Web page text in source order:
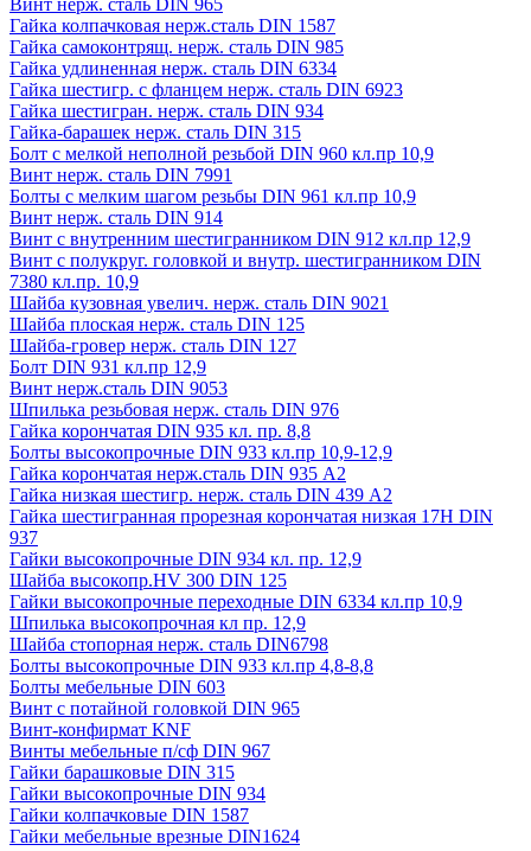
Винт нерж. сталь DIN 965
Гайка колпачковая нерж.сталь DIN 1587
Гайка самоконтрящ. нерж. сталь DIN 985
Гайка удлиненная нерж. сталь DIN 6334
Гайка шестигр. с фланцем нерж. сталь DIN 6923
Гайка шестигран. нерж. сталь DIN 934
Гайка-барашек нерж. сталь DIN 315
Болт с мелкой неполной резьбой DIN 960 кл.пр 10,9
Винт нерж. сталь DIN 7991
Болты с мелким шагом резьбы DIN 961 кл.пр 10,9
Винт нерж. сталь DIN 914
Винт с внутренним шестигранником DIN 912 кл.пр 12,9
Винт с полукруг. головкой и внутр. шестигранником DIN
7380 кл.пр. 10,9
Шайба кузовная увелич. нерж. сталь DIN 9021
Шайба плоская нерж. сталь DIN 125
Шайба-гровер нерж. сталь DIN 127
Болт DIN 931 кл.пр 12,9
Винт нерж.сталь DIN 9053
Шпилька резьбовая нерж. сталь DIN 976
Гайка корончатая DIN 935 кл. пр. 8,8
Болты высокопрочные DIN 933 кл.пр 10,9-12,9
Гайка корончатая нерж.сталь DIN 935 А2
Гайка низкая шестигр. нерж. сталь DIN 439 А2
Гайка шестигранная прорезная корончатая низкая 17H DIN
937
Гайки высокопрочные DIN 934 кл. пр. 12,9
Шайба высокопр.HV 300 DIN 125
Гайки высокопрочные переходные DIN 6334 кл.пр 10,9
Шпилька высокопрочная кл пр. 12,9
Шайба стопорная нерж. сталь DIN6798
Болты высокопрочные DIN 933 кл.пр 4,8-8,8
Болты мебельные DIN 603
Винт с потайной головкой DIN 965
Винт-конфирмат KNF
Винты мебельные п/сф DIN 967
Гайки барашковые DIN 315
Гайки высокопрочные DIN 934
Гайки колпачковые DIN 1587
Гайки мебельные врезные DIN1624